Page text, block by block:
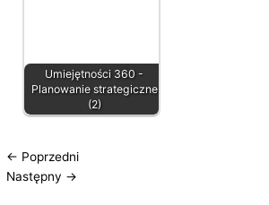
Umiejętności 360 -
Planowanie strategiczne
(2)
← Poprzedni
Następny →